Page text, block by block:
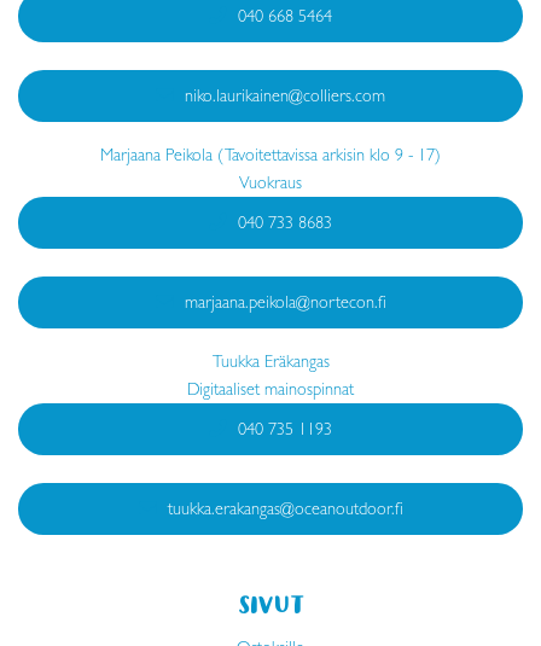
040 668 5464
niko.laurikainen@colliers.com
Marjaana Peikola (Tavoitettavissa arkisin klo 9 - 17)
Vuokraus
040 733 8683
marjaana.peikola@nortecon.fi
Tuukka Eräkangas
Digitaaliset mainospinnat
040 735 1193
tuukka.erakangas@oceanoutdoor.fi
SIVUT